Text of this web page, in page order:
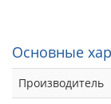
Основные
Производитель